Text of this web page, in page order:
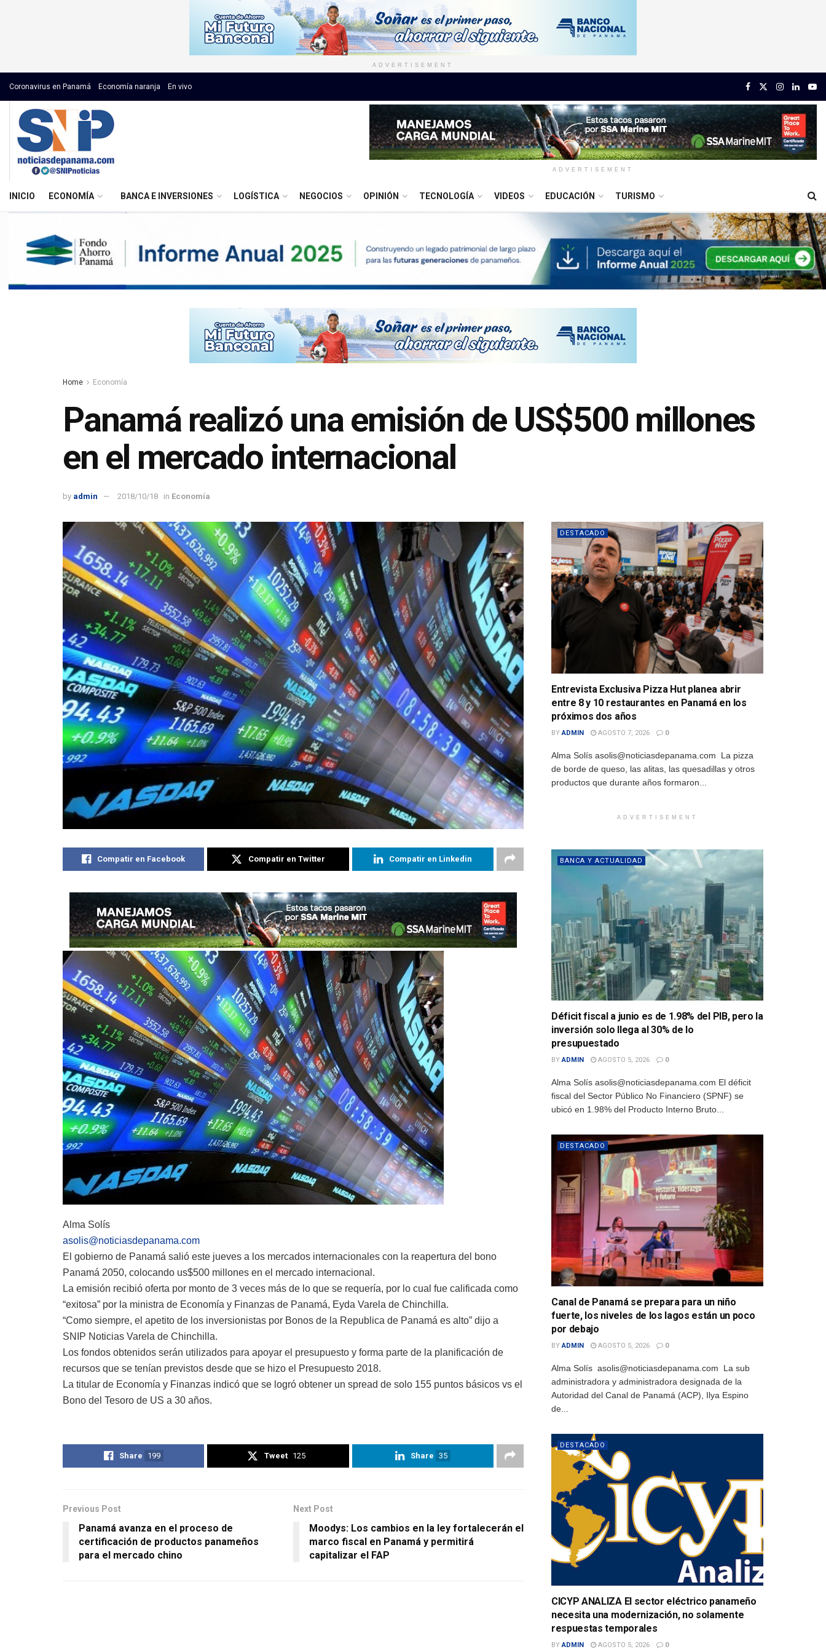
ADVERTISEMENT
Coronavirus en Panamá Economía naranja En vivo
ADVERTISEMENT
INICIO ECONOMÍA BANCA E INVERSIONES LOGÍSTICA NEGOCIOS OPINIÓN TECNOLOGÍA VIDEOS EDUCACIÓN TURISMO
Home Economía
Panamá realizó una emisión de US$500 millones
en el mercado internacional
by admin 2018/10/18 in Economía
Compatir en Facebook Compatir en Twitter Compatir en Linkedin
Alma Solís
asolis@noticiasdepanama.com
El gobierno de Panamá salió este jueves a los mercados internacionales con la reapertura del bono
Panamá 2050, colocando us$500 millones en el mercado internacional.
La emisión recibió oferta por monto de 3 veces más de lo que se requería, por lo cual fue calificada como
“exitosa” por la ministra de Economía y Finanzas de Panamá, Eyda Varela de Chinchilla.
“Como siempre, el apetito de los inversionistas por Bonos de la Republica de Panamá es alto” dijo a
SNIP Noticias Varela de Chinchilla.
Los fondos obtenidos serán utilizados para apoyar el presupuesto y forma parte de la planificación de
recursos que se tenían previstos desde que se hizo el Presupuesto 2018.
La titular de Economía y Finanzas indicó que se logró obtener un spread de solo 155 puntos básicos vs el
Bono del Tesoro de US a 30 años.
Share 199 Tweet 125 Share 35
Previous Post
Panamá avanza en el proceso de
certificación de productos panameños
para el mercado chino
Next Post
Moodys: Los cambios en la ley fortalecerán el
marco fiscal en Panamá y permitirá
capitalizar el FAP
DESTACADO
Entrevista Exclusiva Pizza Hut planea abrir
entre 8 y 10 restaurantes en Panamá en los
próximos dos años
BY ADMIN AGOSTO 7, 2026 0
Alma Solís asolis@noticiasdepanama.com La pizza
de borde de queso, las alitas, las quesadillas y otros
productos que durante años formaron...
ADVERTISEMENT
BANCA Y ACTUALIDAD
Déficit fiscal a junio es de 1.98% del PIB, pero la
inversión solo llega al 30% de lo
presupuestado
BY ADMIN AGOSTO 5, 2026 0
Alma Solís asolis@noticiasdepanama.com El déficit
fiscal del Sector Público No Financiero (SPNF) se
ubicó en 1.98% del Producto Interno Bruto...
DESTACADO
Canal de Panamá se prepara para un niño
fuerte, los niveles de los lagos están un poco
por debajo
BY ADMIN AGOSTO 5, 2026 0
Alma Solís asolis@noticiasdepanama.com La sub
administradora y administradora designada de la
Autoridad del Canal de Panamá (ACP), Ilya Espino
de...
DESTACADO
CICYP ANALIZA El sector eléctrico panameño
necesita una modernización, no solamente
respuestas temporales
BY ADMIN AGOSTO 5, 2026 0